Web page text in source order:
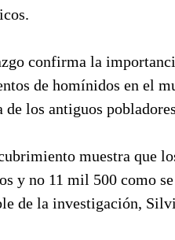
confirma la
de homínidos en el
los antiguos
muestra que
y no 11 mil 500 como
de la investigación,